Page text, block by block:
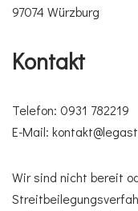
97074 Würzburg
Kontakt
Telefon: 0931 782219
E-Mail:
Wir sind nicht bereit